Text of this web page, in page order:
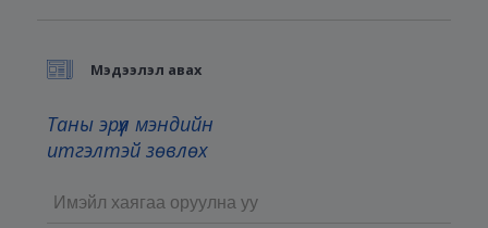
Мэдээлэл авах
Таны эрүүл мэндийн
итгэлтэй зөвлөх